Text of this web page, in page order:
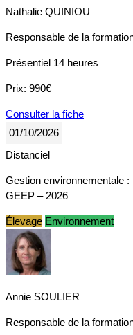
Nathalie QUINIOU
Responsable de la
Présentiel 14 heures
Prix: 990€
Consulter la fiche
01/10/2026
Distanciel
Gestion environnementale :
GEEP – 2026
Élevage Environnement
Annie SOULIER
Responsable de la